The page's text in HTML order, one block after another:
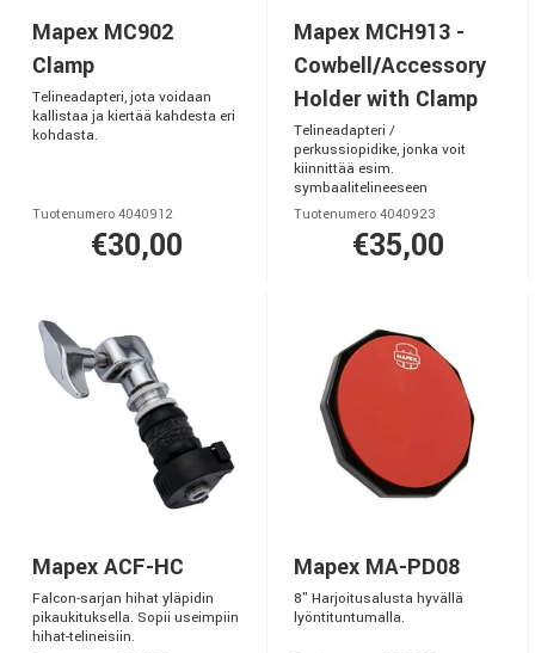
Mapex MC902
Clamp
Telineadapteri, jota voidaan
kallistaa ja kiertää kahdesta eri
kohdasta.
Tuotenumero 4040912
€30,00
Mapex MCH913 -
Cowbell/Accessory
Holder with Clamp
Telineadapteri /
perkussiopidike, jonka voit
kiinnittää esim.
symbaalitelineeseen
Tuotenumero 4040923
€35,00
Mapex ACF-HC
Falcon-sarjan hihat yläpidin
pikaukituksella. Sopii useimpiin
hihat-telineisiin.
Mapex MA-PD08
8" Harjoitusalusta hyvällä
lyöntituntumalla.